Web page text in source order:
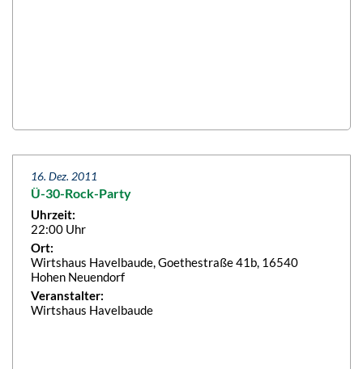
16. Dez. 2011
Ü-30-Rock-Party
Uhrzeit:
22:00 Uhr
Ort:
Wirtshaus Havelbaude, Goethestraße 41b, 16540
Hohen Neuendorf
Veranstalter:
Wirtshaus Havelbaude